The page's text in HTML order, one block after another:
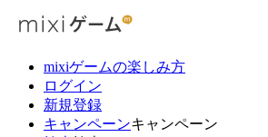
mixiゲームの楽しみ方
ログイン
新規登録
キャンペーンキャンペーン